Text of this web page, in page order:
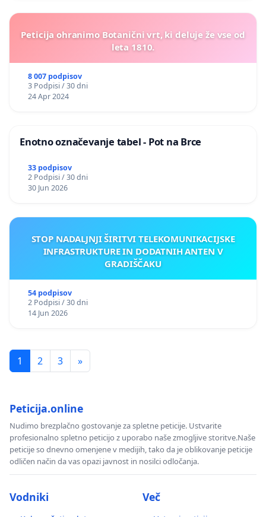
Peticija ohranimo Botanični vrt, ki deluje že vse od
leta 1810.
8 007 podpisov
3 Podpisi / 30 dni
24 Apr 2024
Enotno označevanje tabel - Pot na Brce
33 podpisov
2 Podpisi / 30 dni
30 Jun 2026
STOP NADALJNJI ŠIRITVI TELEKOMUNIKACIJSKE
INFRASTRUKTURE IN DODATNIH ANTEN V
GRADIŠČAKU
54 podpisov
2 Podpisi / 30 dni
14 Jun 2026
1 2 3 »
Peticija.online
Nudimo brezplačno gostovanje za spletne peticije. Ustvarite
profesionalno spletno peticijo z uporabo naše zmogljive storitve.Naše
peticije so dnevno omenjene v medijih, tako da je oblikovanje peticije
odličen način da vas opazi javnost in nosilci odločanja.
Vodniki Več